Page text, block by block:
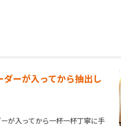
ーが入ってから抽出し
が入ってから一杯一杯丁寧に手